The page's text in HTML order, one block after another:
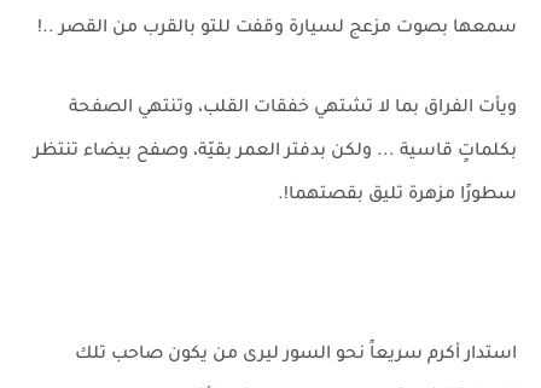
سمعها بصوت مزعج لسيارة وقفت للتو بالقرب من القصر ..!
ويأت الفراق بما لا تشتهي خفقات القلب، وتنتهي الصفحة
بكلماتٍ قاسية ... ولكن بدفتر العمر بقيّة، وصفح بيضاء تنتظر
سطورًا مزهرة تليق بقصتهما!.
استدار أكرم سريعاً نحو السور ليرى من يكون صاحب تلك